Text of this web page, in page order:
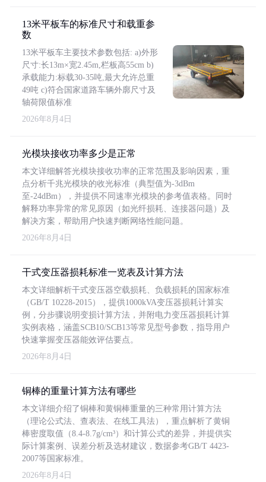
13米平板车的标准尺寸和载重参
数
13米平板车主要技术参数包括: a)外形
尺寸:长13m×宽2.45m,栏板高55cm b)
承载能力:标载30-35吨,最大允许总重
49吨 c)符合国家道路车辆外廓尺寸及
轴荷限值标准
2026年8月4日
光模块接收功率多少是正常
本文详细解答光模块接收功率的正常范围及影响因素，重
点分析千兆光模块的收光标准（典型值为-3dBm
至-24dBm），并提供不同速率光模块的参考值表格。同时
解释功率异常的常见原因（如光纤损耗、连接器问题）及
解决方案，帮助用户快速判断网络性能问题。
2026年8月4日
干式变压器损耗标准一览表及计算方法
本文详细解析干式变压器空载损耗、负载损耗的国家标准
（GB/T 10228-2015），提供1000kVA变压器损耗计算实
例，分步骤说明变损计算方法，并附电力变压器损耗计算
实例表格，涵盖SCB10/SCB13等常见型号参数，指导用户
快速掌握变压器能效评估要点。
2026年8月4日
铜棒的重量计算方法有哪些
本文详细介绍了铜棒和黄铜棒重量的三种常用计算方法
（理论公式法、查表法、在线工具法），重点解析了黄铜
棒密度取值（8.4-8.7g/cm³）和计算公式的差异，并提供实
际计算案例、误差分析及选材建议，数据参考GB/T 4423-
2007等国家标准。
2026年8月4日